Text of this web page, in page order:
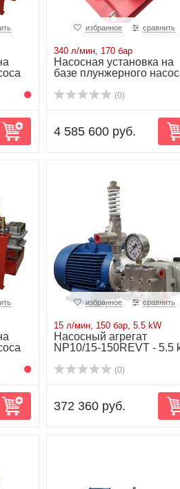
избранное сравнить
340 л/мин, 170 бар
Насосная установка на
базе плунжерного
(0)
4 585 600 руб.
избранное сравнить
15 л/мин, 150 бар, 5.5 kW
Насосный агрегат
NP10/15-150REVT - 5.5
(0)
372 360 руб.